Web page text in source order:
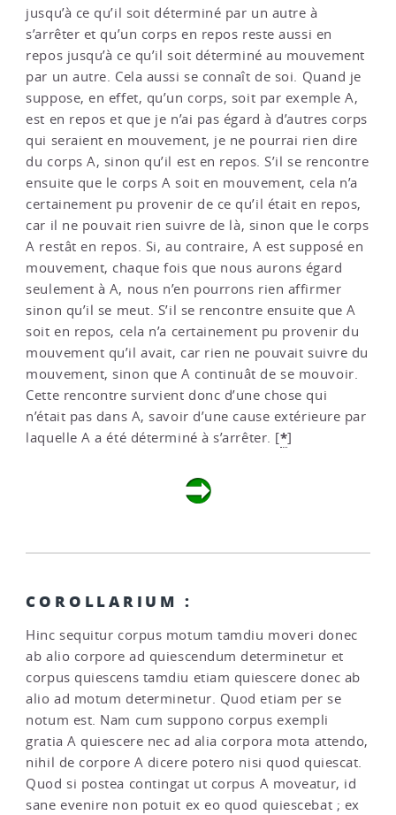
jusqu’à ce qu’il soit déterminé par un autre à
s’arrêter et qu’un corps en repos reste aussi en
repos jusqu’à ce qu’il soit déterminé au mouvement
par un autre. Cela aussi se connaît de soi. Quand je
suppose, en effet, qu’un corps, soit par exemple A,
est en repos et que je n’ai pas égard à d’autres corps
qui seraient en mouvement, je ne pourrai rien dire
du corps A, sinon qu’il est en repos. S’il se rencontre
ensuite que le corps A soit en mouvement, cela n’a
certainement pu provenir de ce qu’il était en repos,
car il ne pouvait rien suivre de là, sinon que le corps
A restât en repos. Si, au contraire, A est supposé en
mouvement, chaque fois que nous aurons égard
seulement à A, nous n’en pourrons rien affirmer
sinon qu’il se meut. S’il se rencontre ensuite que A
soit en repos, cela n’a certainement pu provenir du
mouvement qu’il avait, car rien ne pouvait suivre du
mouvement, sinon que A continuât de se mouvoir.
Cette rencontre survient donc d’une chose qui
n’était pas dans A, savoir d’une cause extérieure par
laquelle A a été déterminé à s’arrêter. [*]
COROLLARIUM :
Hinc sequitur corpus motum tamdiu moveri donec
ab alio corpore ad quiescendum determinetur et
corpus quiescens tamdiu etiam quiescere donec ab
alio ad motum determinetur. Quod etiam per se
notum est. Nam cum suppono corpus exempli
gratia A quiescere nec ad alia corpora mota attendo,
nihil de corpore A dicere potero nisi quod quiescat.
Quod si postea contingat ut corpus A moveatur, id
sane evenire non potuit ex eo quod quiescebat ; ex